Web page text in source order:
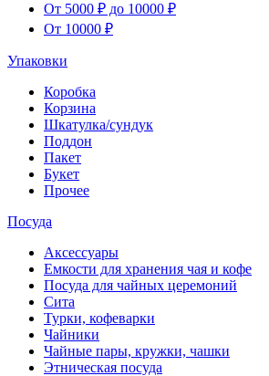
От 5000 ₽ до 10000 ₽
От 10000 ₽
Упаковки
Коробка
Корзина
Шкатулка/сундук
Поддон
Пакет
Букет
Прочее
Посуда
Аксессуары
Емкости для хранения чая и кофе
Посуда для чайных церемоний
Сита
Турки, кофеварки
Чайники
Чайные пары, кружки, чашки
Этническая посуда